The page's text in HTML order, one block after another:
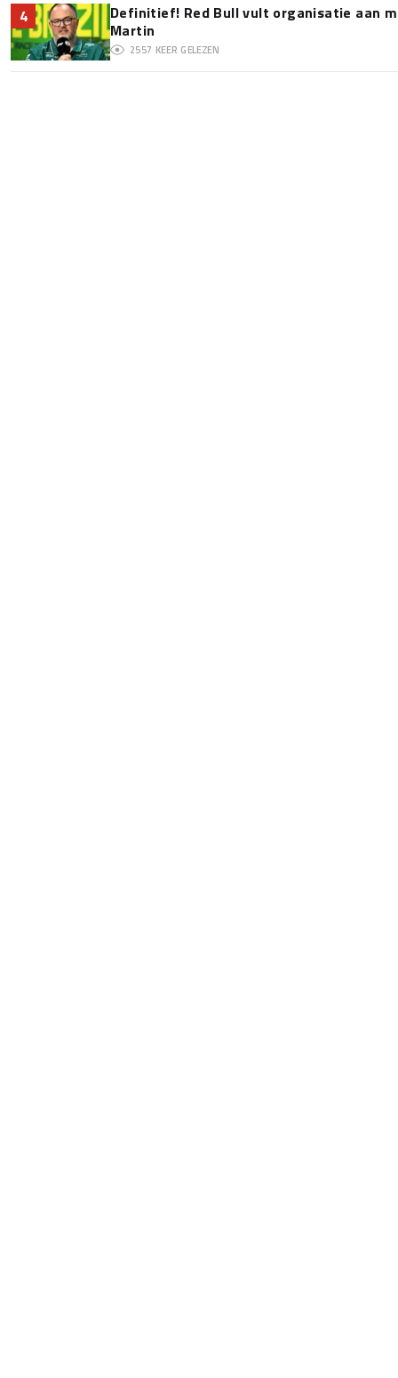
4
Definitief! Red Bull vult organisatie aan
Martin
2557 KEER GELEZEN